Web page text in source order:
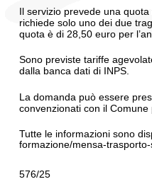
Il servizio prevede una
richiede solo uno dei due
quota è di 28,50 euro per
Sono previste tariffe
dalla banca dati di INPS.
La domanda può essere
convenzionati con il
Tutte le informazioni sono
formazione/mensa-
576/25